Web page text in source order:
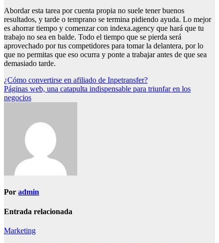
Abordar esta tarea por cuenta propia no suele tener buenos
resultados, y tarde o temprano se termina pidiendo ayuda. Lo mejor
es ahorrar tiempo y comenzar con indexa.agency que hará que tu
trabajo no sea en balde. Todo el tiempo que se pierda será
aprovechado por tus competidores para tomar la delantera, por lo
que no permitas que eso ocurra y ponte a trabajar antes de que sea
demasiado tarde.
Navegación
de
¿Cómo convertirse en afiliado de Inpetransfer?
Páginas web, una catapulta indispensable para triunfar en los
negocios
Por admin
Entrada relacionada
Marketing